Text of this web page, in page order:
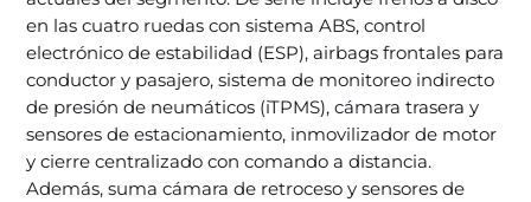
en las cuatro ruedas con sistema ABS, control
electrónico de estabilidad (ESP), airbags frontales para
conductor y pasajero, sistema de monitoreo indirecto
de presión de neumáticos (iTPMS), cámara trasera y
sensores de estacionamiento, inmovilizador de motor
y cierre centralizado con comando a distancia.
Además, suma cámara de retroceso y sensores de